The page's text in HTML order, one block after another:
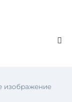
изображение